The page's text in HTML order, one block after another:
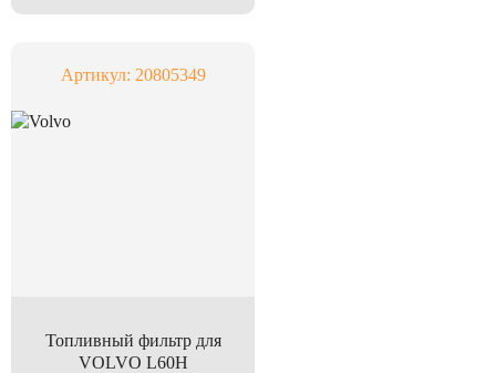
Артикул: 20805349
Топливный фильтр для
VOLVO L60H